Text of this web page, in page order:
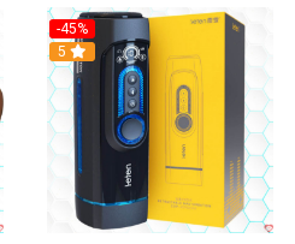
-45%
Hot
5